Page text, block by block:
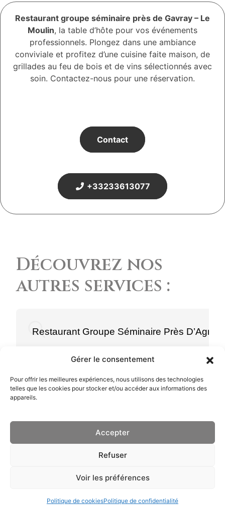
Gérer le consentement
Pour offrir les meilleures expériences, nous utilisons des technologies
telles que les cookies pour stocker et/ou accéder aux informations des
appareils.
Accepter
Refuser
Voir les préférences
Politique de cookiesPolitique de confidentialité
Restaurant groupe séminaire près de Gavray – Le
Moulin, la table d’hôte pour vos événements
professionnels. Plongez dans une ambiance
conviviale et profitez d’une cuisine faite maison, de
grillades au feu de bois et de vins sélectionnés avec
soin. Contactez-nous pour une réservation.
Contact
+33233613077
Découvrez nos
autres services :
Restaurant Groupe Séminaire Près
La Carte
Contactez-nous
LE MOULIN
Mentions légales
confidentialité